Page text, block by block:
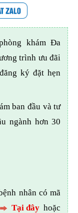
khám Đa
trình ưu đãi
ký đặt hẹn
ban đầu và tư
ngành hơn 30
nhân có mã
Tại đâyhoặc